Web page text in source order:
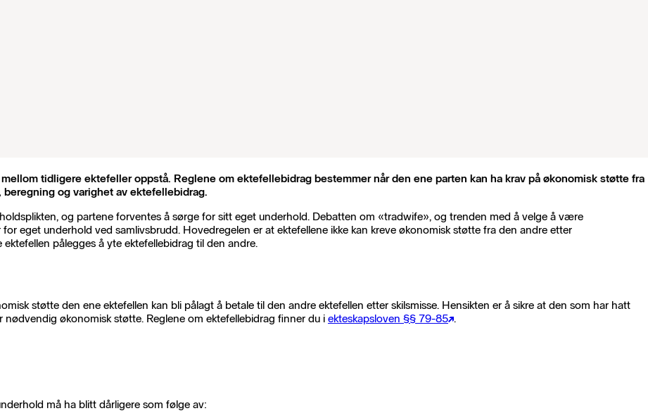
tidligere ektefeller oppstå. Reglene om ektefellebidrag bestemmer når den ene parten kan ha krav på økonomisk støtte fra
og varighet av ektefellebidrag.
og partene forventes å sørge for sitt eget underhold. Debatten om «tradwife», og trenden med å velge å være
eget underhold ved samlivsbrudd. Hovedregelen er at ektefellene ikke kan kreve økonomisk støtte fra den andre etter
pålegges å yte ektefellebidrag til den andre.
støtte den ene ektefellen kan bli pålagt å betale til den andre ektefellen etter skilsmisse. Hensikten er å sikre at den som har hatt
økonomisk støtte. Reglene om ektefellebidrag finner du i ekteskapsloven §§ 79-85 .
må ha blitt dårligere som følge av: